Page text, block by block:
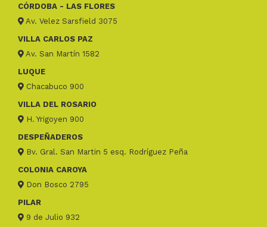
CÓRDOBA - LAS FLORES
Av. Velez Sarsfield 3075
VILLA CARLOS PAZ
Av. San Martín 1582
LUQUE
Chacabuco 900
VILLA DEL ROSARIO
H. Yrigoyen 900
DESPEÑADEROS
Bv. Gral. San Martin 5 esq. Rodríguez Peña
COLONIA CAROYA
Don Bosco 2795
PILAR
9 de Julio 932